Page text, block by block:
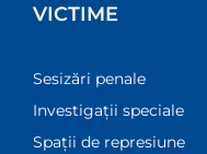
VICTIME
Sesizări penale
Investigații speciale
Spații de represiune